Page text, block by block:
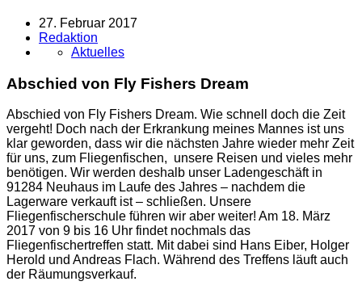
27. Februar 2017
Redaktion
Aktuelles
Abschied von Fly Fishers Dream
Abschied von Fly Fishers Dream. Wie schnell doch die Zeit
vergeht! Doch nach der Erkrankung meines Mannes ist uns
klar geworden, dass wir die nächsten Jahre wieder mehr Zeit
für uns, zum Fliegenfischen, unsere Reisen und vieles mehr
benötigen. Wir werden deshalb unser Ladengeschäft in
91284 Neuhaus im Laufe des Jahres – nachdem die
Lagerware verkauft ist – schließen. Unsere
Fliegenfischerschule führen wir aber weiter! Am 18. März
2017 von 9 bis 16 Uhr findet nochmals das
Fliegenfischertreffen statt. Mit dabei sind Hans Eiber, Holger
Herold und Andreas Flach. Während des Treffens läuft auch
der Räumungsverkauf.